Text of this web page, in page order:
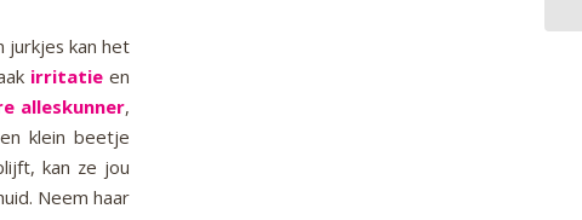
jurkjes kan het
irritatieen
alleskunner,
klein beetje
kan ze jou
Neem haar